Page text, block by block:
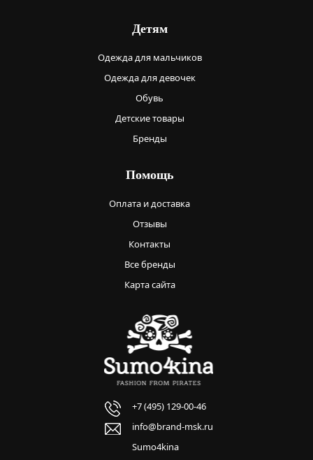
Детям
Одежда для мальчиков
Одежда для девочек
Обувь
Детские товары
Бренды
Помощь
Оплата и доставка
Отзывы
Контакты
Все бренды
Карта сайта
+7 (495) 129-00-46
info@brand-msk.ru
Sumo4kina